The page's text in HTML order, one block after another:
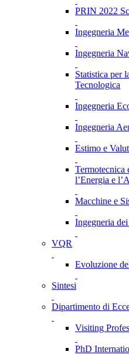
PRIN 2022
Ingegneria
Ingegneria
Statistica per
Tecnologica
Ingegneria
Ingegneria
Estimo e
Termotecnica
l’Energia e
Macchine e
Ingegneria
VQR
Evoluzione
Sintesi
Dipartimento di
Visiting
PhD